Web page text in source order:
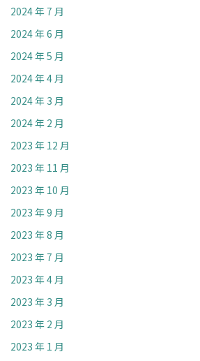
2024 年 7 月
2024 年 6 月
2024 年 5 月
2024 年 4 月
2024 年 3 月
2024 年 2 月
2023 年 12 月
2023 年 11 月
2023 年 10 月
2023 年 9 月
2023 年 8 月
2023 年 7 月
2023 年 4 月
2023 年 3 月
2023 年 2 月
2023 年 1 月